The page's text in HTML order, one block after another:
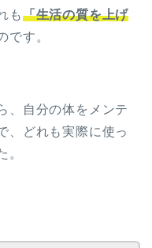
も「生活の質を上げ
です。
、自分の体をメンテ
、どれも実際に使っ
。